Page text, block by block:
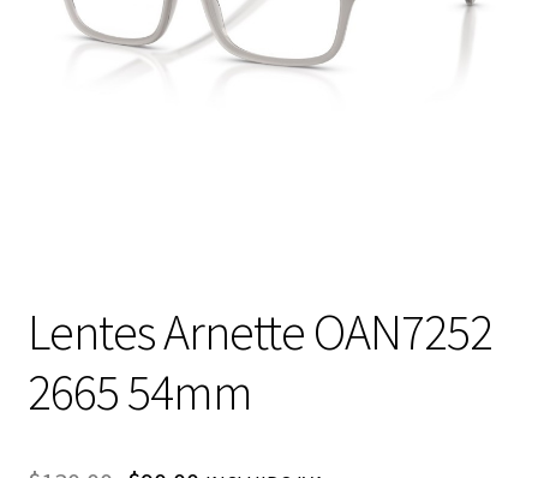
Lentes Arnette OAN7252
2665 54mm